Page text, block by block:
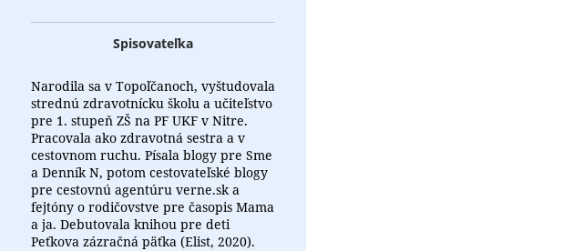
Spisovateľka
Narodila sa v Topoľčanoch, vyštudovala
strednú zdravotnícku školu a učiteľstvo
pre 1. stupeň ZŠ na PF UKF v Nitre.
Pracovala ako zdravotná sestra a v
cestovnom ruchu. Písala blogy pre Sme
a Denník N, potom cestovateľské blogy
pre cestovnú agentúru verne.sk a
fejtóny o rodičovstve pre časopis Mama
a ja. Debutovala knihou pre deti
Peťkova zázračná päťka (Elist, 2020).